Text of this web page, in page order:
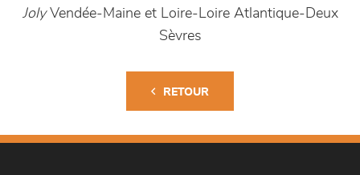
JolyVendée-Maine et Loire-Loire Atlantique-Deux
Sèvres
RETOUR